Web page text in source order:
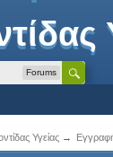
Forums
Υγείας→